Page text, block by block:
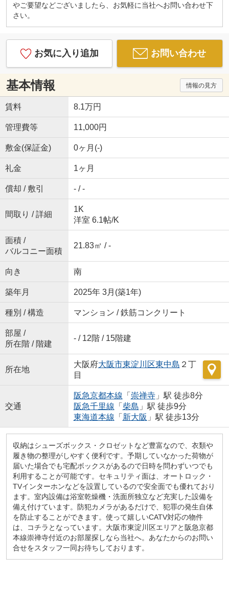
やご要望などございましたら、お気軽に当社へお問い合わせ下
さい。
お気に入り追加 お問い合わせ
基本情報 情報の見方
賃料 8.1万円
管理費等 11,000円
敷金(保証金) 0ヶ月(-)
礼金 1ヶ月
償却 / 敷引 - / -
間取り / 詳細
1K
洋室 6.1帖/K
面積 /
バルコニー面積
21.83㎡ / -
向き 南
築年月 2025年 3月(築1年)
種別 / 構造 マンション / 鉄筋コンクリート
部屋 /
所在階 / 階建
- / 12階 / 15階建
所在地
大阪府大阪市東淀川区東中島 ２丁
目
交通
阪急京都本線 「 崇禅寺」駅 徒歩8分
阪急千里線 「 柴島 」駅 徒歩9分
東海道本線 「 新大阪 」駅 徒歩13分
収納はシューズボックス・クロゼットなど豊富なので、衣類や
履き物の整理がしやすく便利です。予期していなかった荷物が
届いた場合でも宅配ボックスがあるので日時を問わずいつでも
利用することが可能です。セキュリティ面は、オートロック・
TVインターホンなどを設置しているので安全面でも優れており
ます。室内設備は浴室乾燥機・洗面所独立など充実した設備を
備え付けています。防犯カメラがあるだけで、犯罪の発生自体
を防止することができます。使って嬉しいCATV対応の物件
は、コチラとなっています。大阪市東淀川区エリアと阪急京都
本線崇禅寺付近のお部屋探しなら当社へ。あなたからのお問い
合せをスタッフ一同お待ちしております。